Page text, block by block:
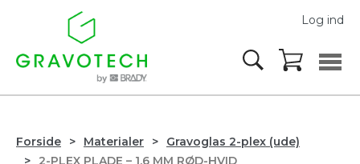
Log ind
Forside Materialer
Gravoglas 2-plex (ude)
2-PLEX PLADE – 1,6 MM RØD-HVID